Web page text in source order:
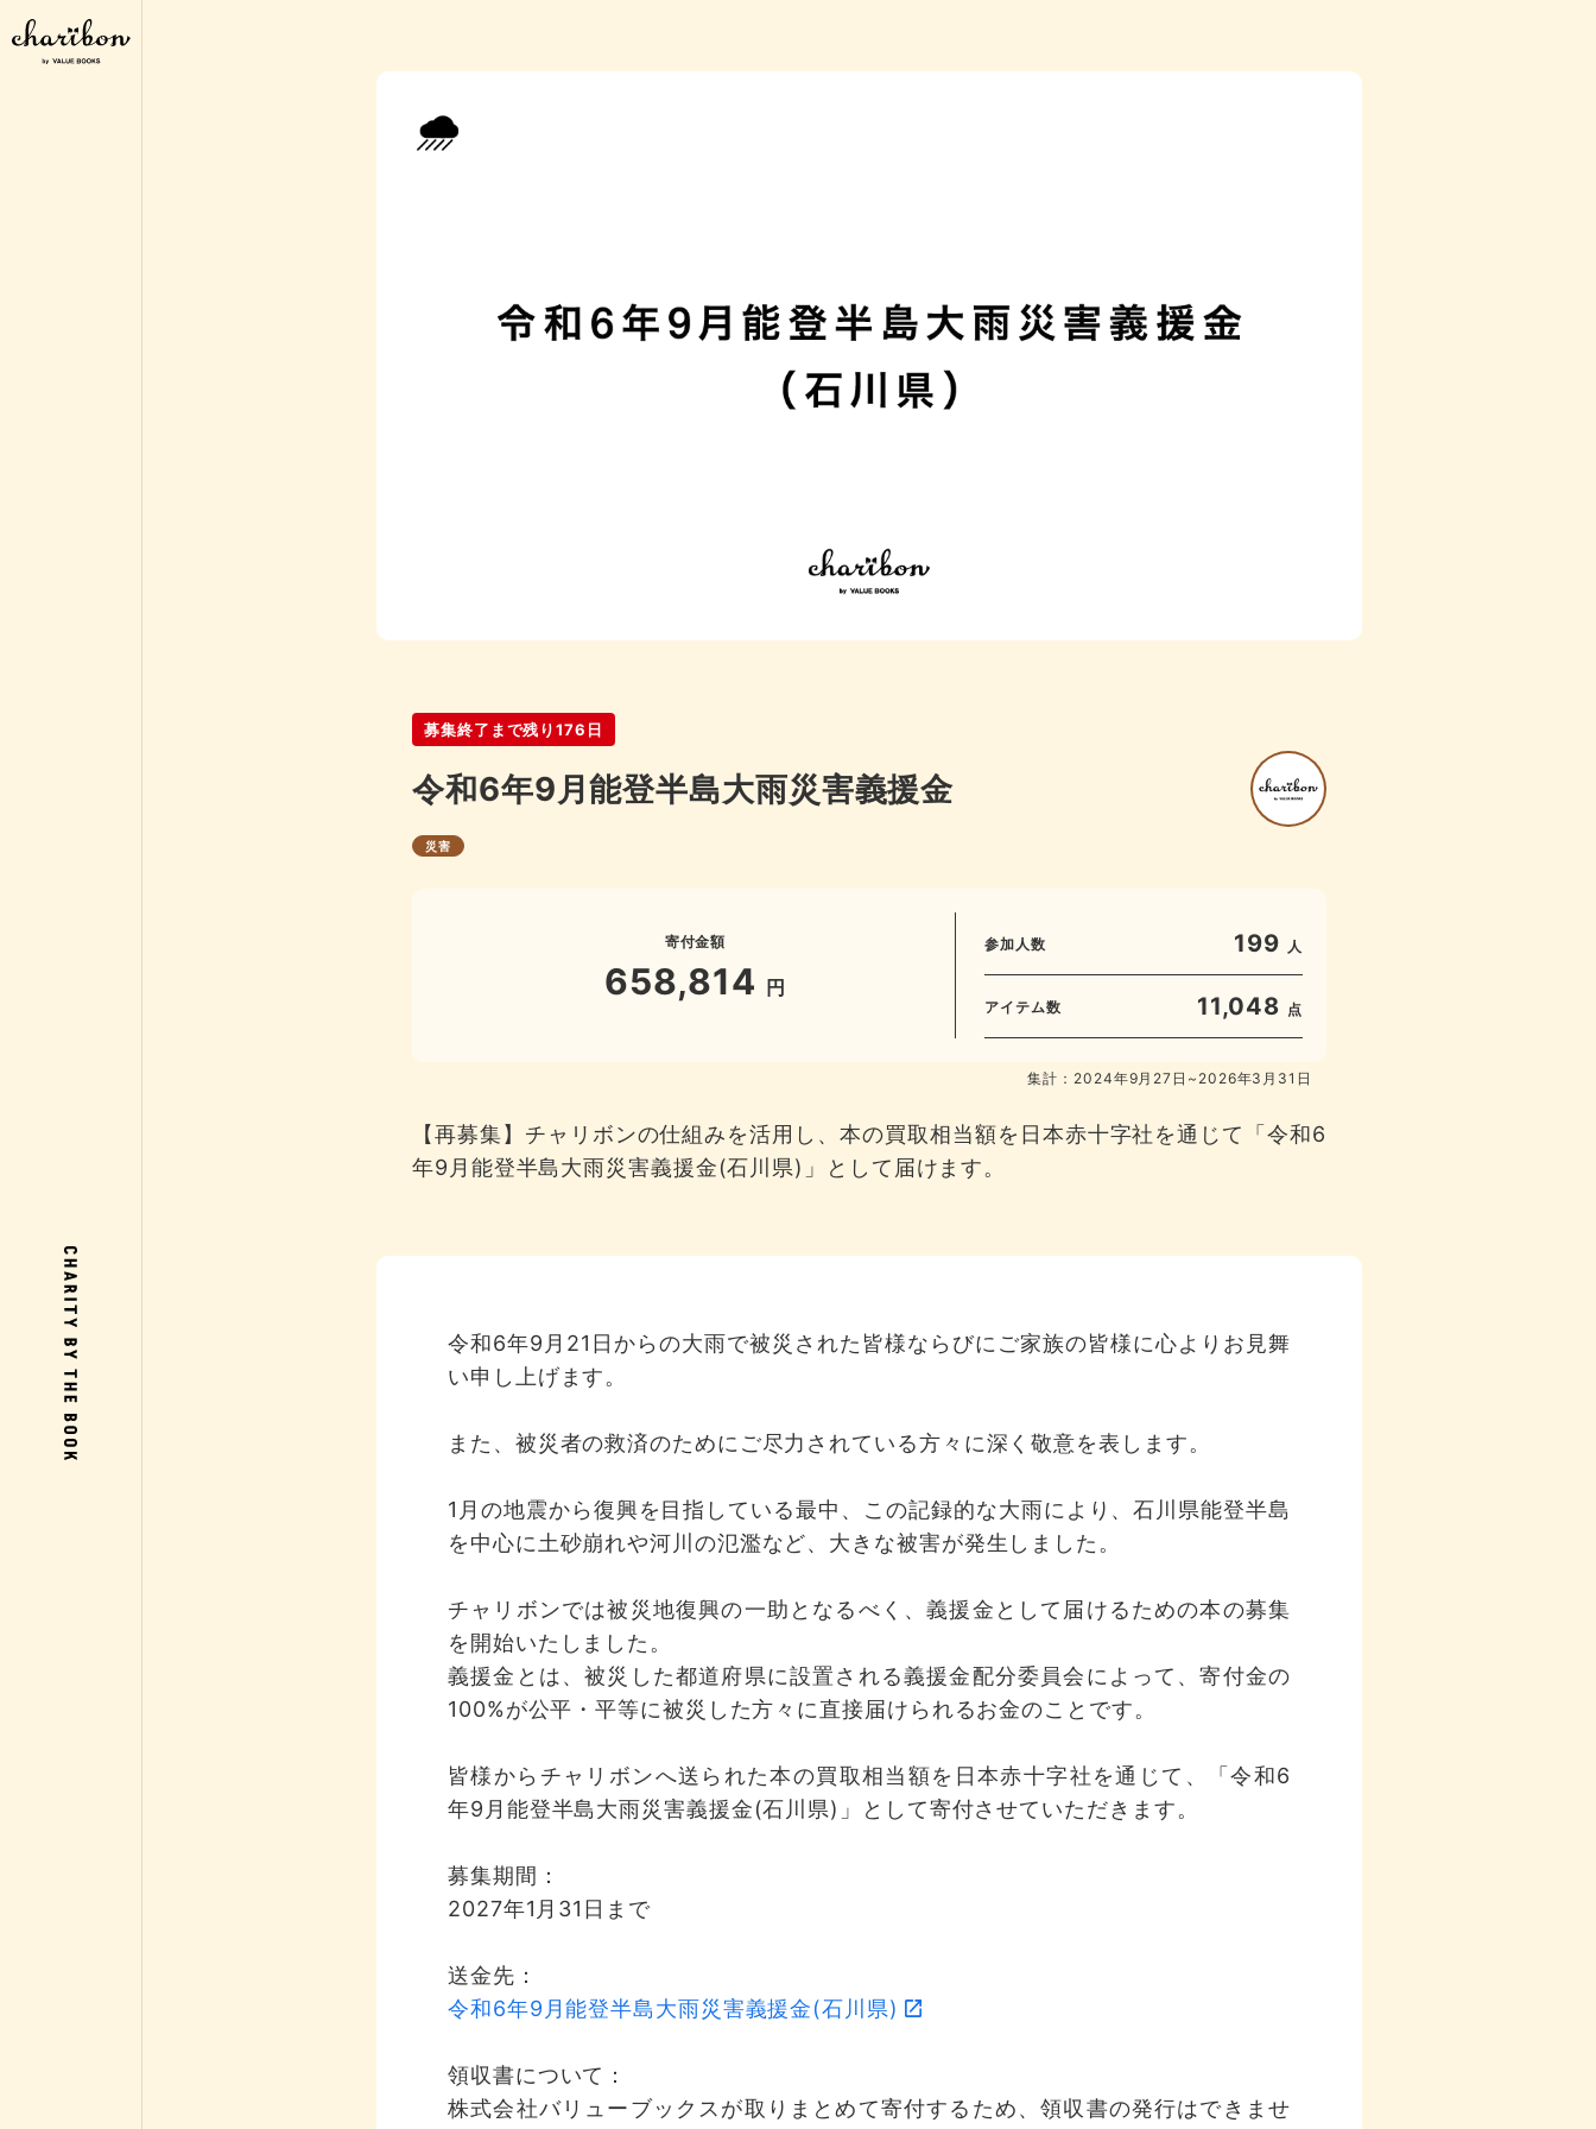
募集終了まで残り176日
令和6年9月能登半島大雨災害義援金
災害
寄付金額
658,814 円
参加人数 199 人
アイテム数 11,048 点
集計：2024年9月27日~2026年3月31日
【再募集】チャリボンの仕組みを活用し、本の買取相当額を日本赤十字社を通じて「令和6
年9月能登半島大雨災害義援金(石川県)」として届けます。
令和6年9月21日からの大雨で被災された皆様ならびにご家族の皆様に心よりお見舞
い申し上げます。
また、被災者の救済のためにご尽力されている方々に深く敬意を表します。
1月の地震から復興を目指している最中、この記録的な大雨により、石川県能登半島
を中心に土砂崩れや河川の氾濫など、大きな被害が発生しました。
チャリボンでは被災地復興の一助となるべく、義援金として届けるための本の募集
を開始いたしました。
義援金とは、被災した都道府県に設置される義援金配分委員会によって、寄付金の
100%が公平・平等に被災した方々に直接届けられるお金のことです。
皆様からチャリボンへ送られた本の買取相当額を日本赤十字社を通じて、「令和6
年9月能登半島大雨災害義援金(石川県)」として寄付させていただきます。
募集期間：
2027年1月31日まで
送金先：
令和6年9月能登半島大雨災害義援金(石川県)
領収書について：
株式会社バリューブックスが取りまとめて寄付するため、領収書の発行はできませ